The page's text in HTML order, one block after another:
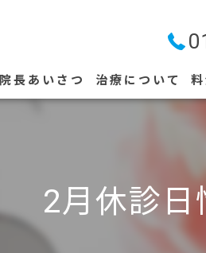
院長あいさつ 治療について
2月休診日